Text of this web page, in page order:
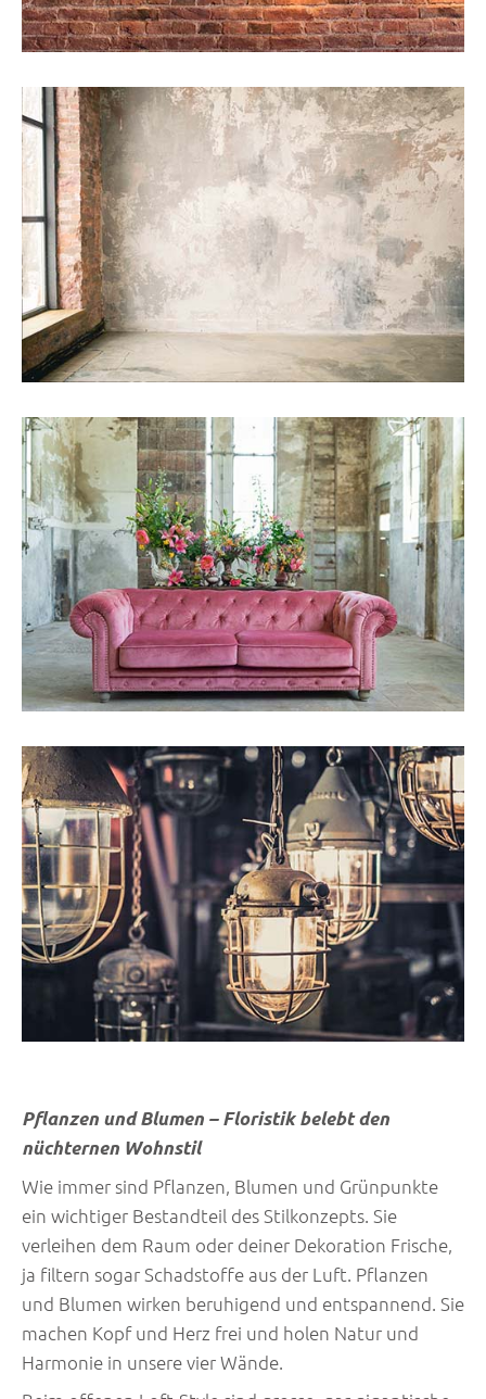
Pflanzen und Blumen – Floristik belebt den
nüchternen Wohnstil
Wie immer sind Pflanzen, Blumen und Grünpunkte
ein wichtiger Bestandteil des Stilkonzepts. Sie
verleihen dem Raum oder deiner Dekoration Frische,
ja filtern sogar Schadstoffe aus der Luft. Pflanzen
und Blumen wirken beruhigend und entspannend. Sie
machen Kopf und Herz frei und holen Natur und
Harmonie in unsere vier Wände.